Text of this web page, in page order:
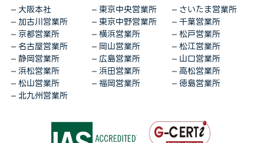
大阪本社 東京中央営業所
さいたま営業所
加古川営業所
東京中野営業所
千葉営業所
京都営業所
横浜営業所
松戸営業所
名古屋営業所
岡山営業所
松江営業所
静岡営業所
広島営業所
山口営業所
浜松営業所
浜田営業所
高松営業所
松山営業所
福岡営業所
徳島営業所
北九州営業所